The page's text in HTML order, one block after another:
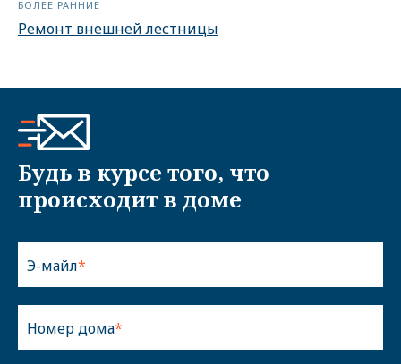
БОЛЕЕ РАННИЕ
Ремонт внешней лестницы
Будь в курсе того, что
происходит в доме
Э-майл
Номер дома